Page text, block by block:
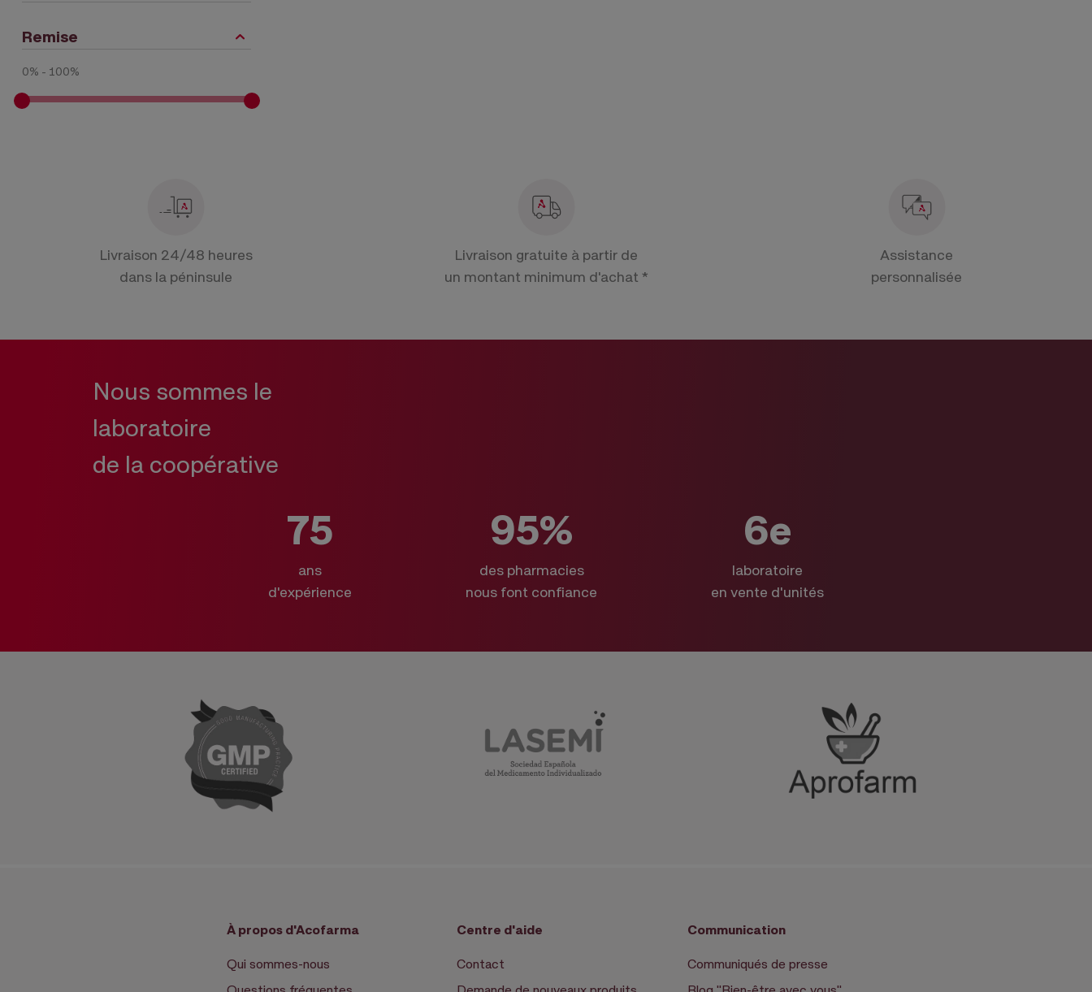
Remise
0% - 100%
Livraison 24/48 heures
dans la péninsule
Livraison gratuite à partir de
un montant minimum d'achat *
Assistance
personnalisée
Nous sommes le
laboratoire
de la coopérative
75
ans
d'expérience
95%
des pharmacies
nous font confiance
6e
laboratoire
en vente d'unités
À propos d'Acofarma
Qui sommes-nous
Centre d'aide
Contact
Communication
Communiqués de presse